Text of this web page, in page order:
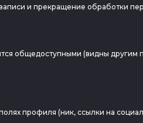
и прекращение обработки
общедоступными (видны другим
профиля (ник, ссылки на